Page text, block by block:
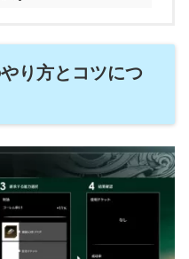
り方とコツにつ